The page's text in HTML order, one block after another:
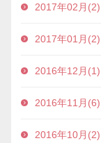
2017年02月(2)
2017年01月(2)
2016年12月(1)
2016年11月(6)
2016年10月(2)